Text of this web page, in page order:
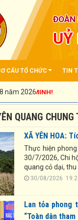
ĐOÀN
UỶ
CẤU TỔ CHỨC TIN
năm 2026
QUANG
XÃ YÊN HOA:
Thực hiện
30/7/2026, Chi
quang cỏ dại,
30/08/2026
Lan tỏa phong
“Toàn dân